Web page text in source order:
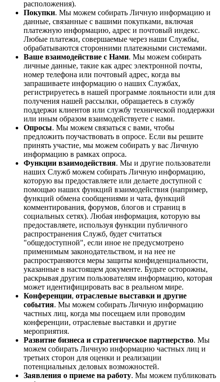
расположения).
Покупки. Мы можем собирать Личную информацию и
данные, связанные с вашими покупками, включая
платежную информацию, адрес и почтовый индекс.
Любые платежи, совершаемые через наши Службы,
обрабатываются сторонними платежными системами.
Ваше взаимодействие с Нами. Мы можем собирать
личные данные, такие как адрес электронной почты,
номер телефона или почтовый адрес, когда вы
запрашиваете информацию о наших Службах,
регистрируетесь в нашей программе лояльности или для
получения нашей рассылки, обращаетесь в службу
поддержи клиентов или службу технической поддержки
или иным образом взаимодействуете с нами.
Опросы. Мы можем связаться с вами, чтобы
предложить поучаствовать в опросе. Если вы решите
принять участие, мы можем собирать у вас Личную
информацию в рамках опроса.
Функции взаимодействия. Мы и другие пользователи
наших Служб можем собирать Личную информацию,
которую вы предоставляете или делаете доступной с
помощью наших функций взаимодействия (например,
функций обмена сообщениями и чата, функций
комментирования, форумов, блогов и страниц в
социальных сетях). Любая информация, которую вы
предоставляете, используя функции публичного
распространения Служб, будет считаться
"общедоступной", если иное не предусмотрено
применимым законодательством, и на нее не
распространяются меры защиты конфиденциальности,
указанные в настоящем документе. Будьте осторожны,
раскрывая другим пользователям информацию, которая
может идентифицировать вас в реальном мире.
Конференции, отраслевые выставки и другие
события. Мы можем собирать Личную информацию
частных лиц, когда мы посещаем или проводим
конференции, отраслевые выставки и другие
мероприятия.
Развитие бизнеса и стратегическое партнерство. Мы
можем собирать Личную информацию частных лиц и
третьих сторон для оценки и реализации
потенциальных деловых возможностей.
Заявления о приеме на работу. Мы можем публиковать